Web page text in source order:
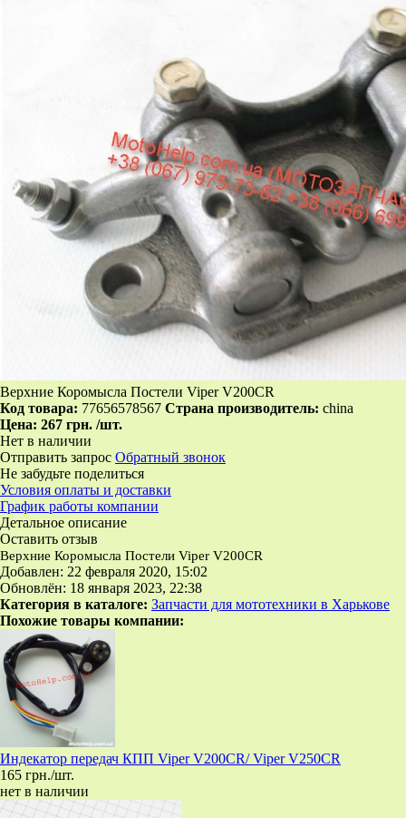
Верхние Коромысла Постели Viper V200CR
Код товара: 77656578567 Страна производитель: china
Цена: 267 грн. /шт.
Нет в наличии
Отправить запрос Обратный звонок
Не забудьте поделиться
Условия оплаты и доставки
График работы компании
Детальное описание
Оставить отзыв
Верхние Коромысла Постели Viper V200CR
Добавлен: 22 февраля 2020, 15:02
Обновлён: 18 января 2023, 22:38
Категория в каталоге: Запчасти для мототехники в Харькове
Похожие товары компании:
Индекатор передач КПП Viper V200CR/ Viper V250CR
165 грн./шт.
нет в наличии